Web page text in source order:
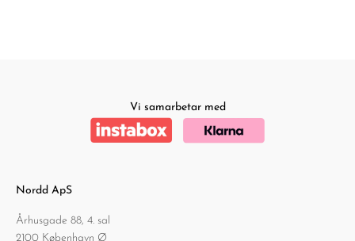
Vi samarbetar med
Nordd ApS
Århusgade 88, 4. sal
2100 København Ø